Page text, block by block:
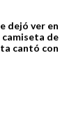
dejó ver en
de
cantó con